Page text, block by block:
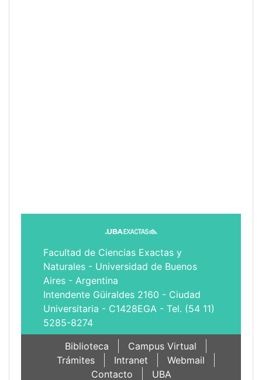
Facultad de Ciencias Exactas y
Naturales - Universidad de Buenos
Aires - Argentina
Intendente Güiraldes 2160 - Ciudad
Universitaria - C1428EGA - Tel. (54 11)
5285-8274
Biblioteca
Campus Virtual
Trámites
Intranet
Webmail
Contacto
UBA